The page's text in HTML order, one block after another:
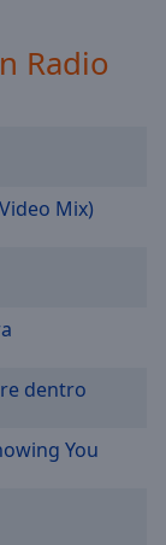
Radio
Mix)
dentro
You